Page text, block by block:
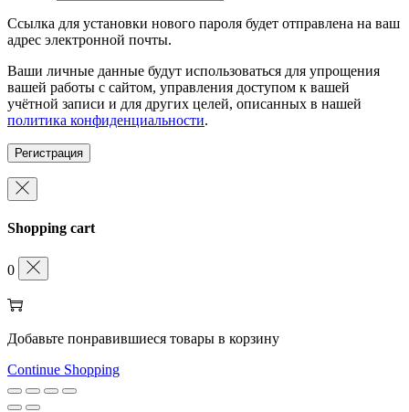
Ссылка для установки нового пароля будет отправлена ​​на ваш
адрес электронной почты.
Ваши личные данные будут использоваться для упрощения
вашей работы с сайтом, управления доступом к вашей
учётной записи и для других целей, описанных в нашей
политика конфиденциальности.
Регистрация
Shopping cart
0
Добавьте понравившиеся товары в корзину
Continue Shopping